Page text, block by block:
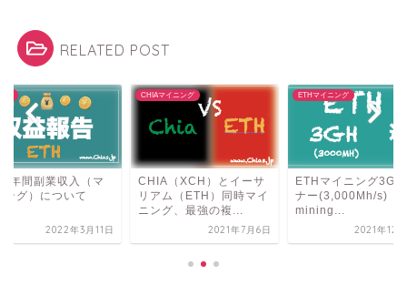
RELATED POST
年間副業収入（マ
ング）について
2022年3月11日
CHIAマイニング
CHIA（XCH）とイーサ
リアム（ETH）同時マイ
ニング、最強の複...
2021年7月6日
ETHマイニング
ETHマイニング3Gh
ナー(3,000Mh/s)
mining...
2021年12